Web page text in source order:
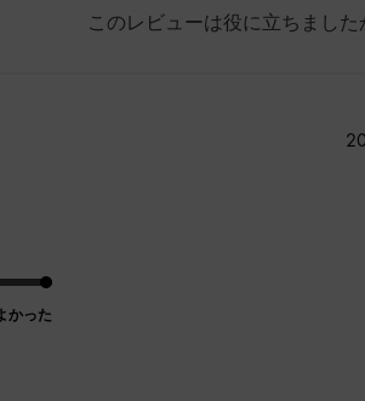
このレビューは役に立ちました
かった